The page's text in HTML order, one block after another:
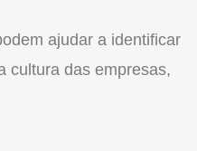
ajudar a identificar
cultura das empresas,